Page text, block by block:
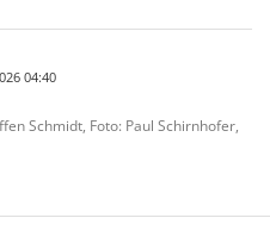
04:40
Schmidt, Foto: Paul Schirnhofer,